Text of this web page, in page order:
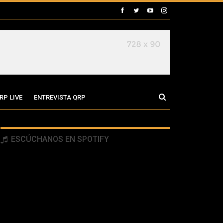
LIVE ENTREVISTA QRP
ESCÚCHANOS EN SPOTIFY